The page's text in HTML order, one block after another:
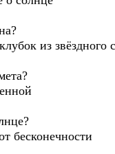
из звёздного
бесконечности